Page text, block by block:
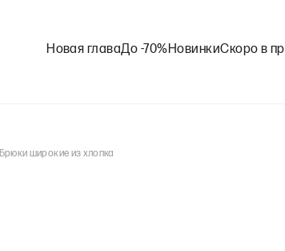
Новая главаДо -70%НовинкиСкоро в
Брюки широкие из хлопка